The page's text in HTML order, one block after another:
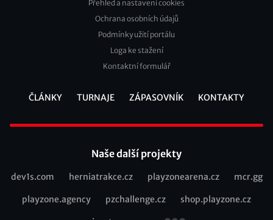
FooterPřehled a nastavení cookies
Ochrana osobních údajů
Podmínky užití portálu
Loga ke stažení
Kontaktní formulář
ČLÁNKY TURNAJE ZÁPASOVNÍK KONTAKTY
Naše další projekty
Recommended
dev1s.com herniatrakce.cz playzonearena.cz mcr.gg
playzone.agency pzchallenge.cz shop.playzone.cz